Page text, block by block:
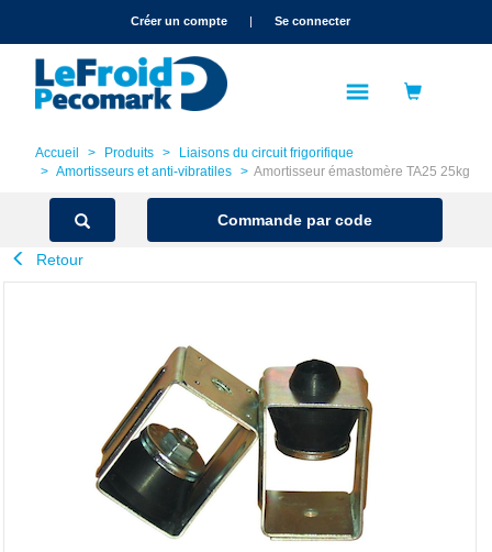
text.skipToNavigationCréer un compte | Se connecter
Accueil Produits
Liaisons du circuit frigorifique
Amortisseurs et anti-vibratiles
Amortisseur émastomère TA25 25kg
Commande par code
Retour